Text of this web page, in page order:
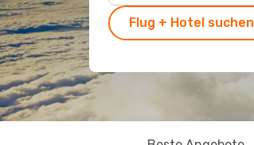
Flug + Hotel suchen